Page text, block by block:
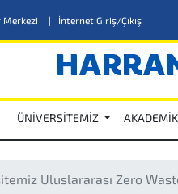
Merkezi | İnternet Giriş/Çıkış
ÜNİVERSİTEMİZ
Uluslararası Zero